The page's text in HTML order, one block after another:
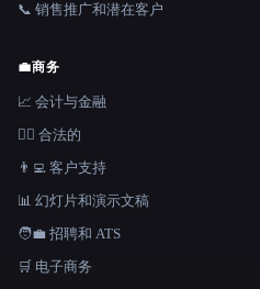
📞 销售推广和潜在客户
💼商务
📈 会计与金融
👩‍⚖️ 合法的
👨‍💻 客户支持
📊 幻灯片和演示文稿
🧑‍💼 招聘和 ATS
🛒 电子商务